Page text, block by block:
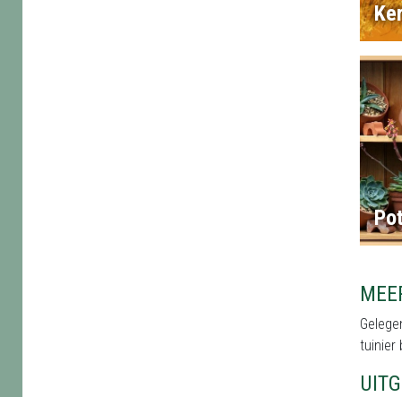
tuinier